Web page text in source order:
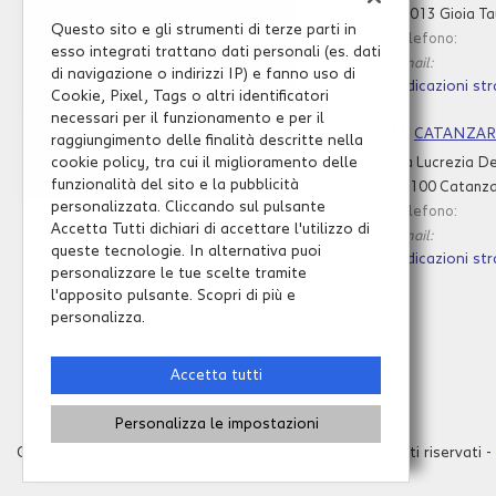
89013 Gioia
Telefono:
Email:
Indicazioni
Via Lucrezia
88100
Telefono:
Email:
Indicazioni
Copyright © 2026 GestionaleAuto.com S.r.l., Tutti i diritti riservati -
Questo sito e gli strumenti di terze parti in
esso integrati trattano dati personali (es. dati
di navigazione o indirizzi IP) e fanno uso di
Cookie, Pixel, Tags o altri identificatori
necessari per il funzionamento e per il
raggiungimento delle finalità descritte nella
cookie policy, tra cui il miglioramento delle
funzionalità del sito e la pubblicità
personalizzata. Cliccando sul pulsante
Accetta Tutti dichiari di accettare l'utilizzo di
queste tecnologie. In alternativa puoi
personalizzare le tue scelte tramite
l'apposito pulsante. Scopri di più e
personalizza.
Accetta tutti
Personalizza le impostazioni
questi
strumenti
tracciamento
rimanda
cookie
Puoi
modificare
scelte
qualsiasi
Leggi
la